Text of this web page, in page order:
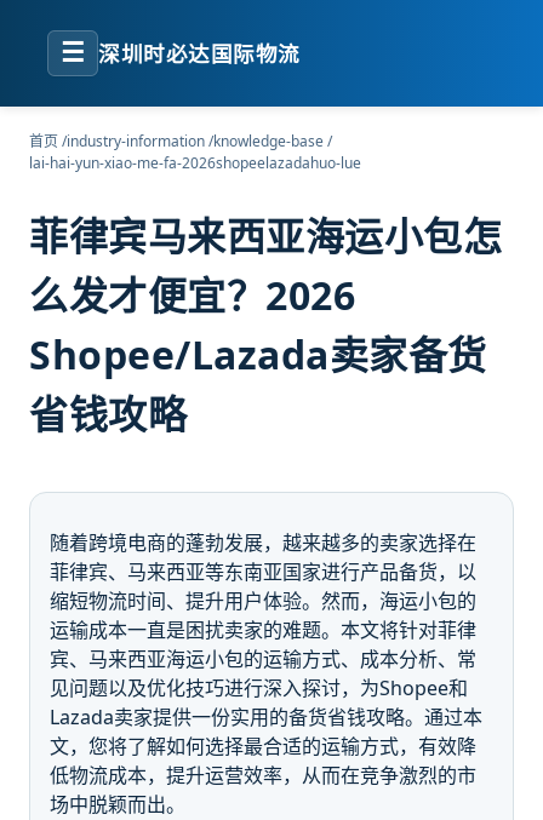
☰ 深圳时必达国际物流
首页/industry-information/knowledge-base/
lai-hai-yun-xiao-me-fa-2026shopeelazadahuo-lue
菲律宾马来西亚海运小包怎
么发才便宜？2026
Shopee/Lazada卖家备货
省钱攻略
随着跨境电商的蓬勃发展，越来越多的卖家选择在
菲律宾、马来西亚等东南亚国家进行产品备货，以
缩短物流时间、提升用户体验。然而，海运小包的
运输成本一直是困扰卖家的难题。本文将针对菲律
宾、马来西亚海运小包的运输方式、成本分析、常
见问题以及优化技巧进行深入探讨，为Shopee和
Lazada卖家提供一份实用的备货省钱攻略。通过本
文，您将了解如何选择最合适的运输方式，有效降
低物流成本，提升运营效率，从而在竞争激烈的市
场中脱颖而出。